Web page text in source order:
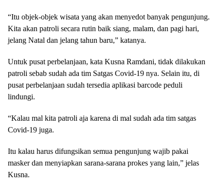
“Itu objek-objek wisata yang akan menyedot banyak pengunjung.
Kita akan patroli secara rutin baik siang, malam, dan pagi hari,
jelang Natal dan jelang tahun baru,” katanya.
Untuk pusat perbelanjaan, kata Kusna Ramdani, tidak dilakukan
patroli sebab sudah ada tim Satgas Covid-19 nya. Selain itu, di
pusat perbelanjaan sudah tersedia aplikasi barcode peduli
lindungi.
“Kalau mal kita patroli aja karena di mal sudah ada tim satgas
Covid-19 juga.
Itu kalau harus difungsikan semua pengunjung wajib pakai
masker dan menyiapkan sarana-sarana prokes yang lain,” jelas
Kusna.